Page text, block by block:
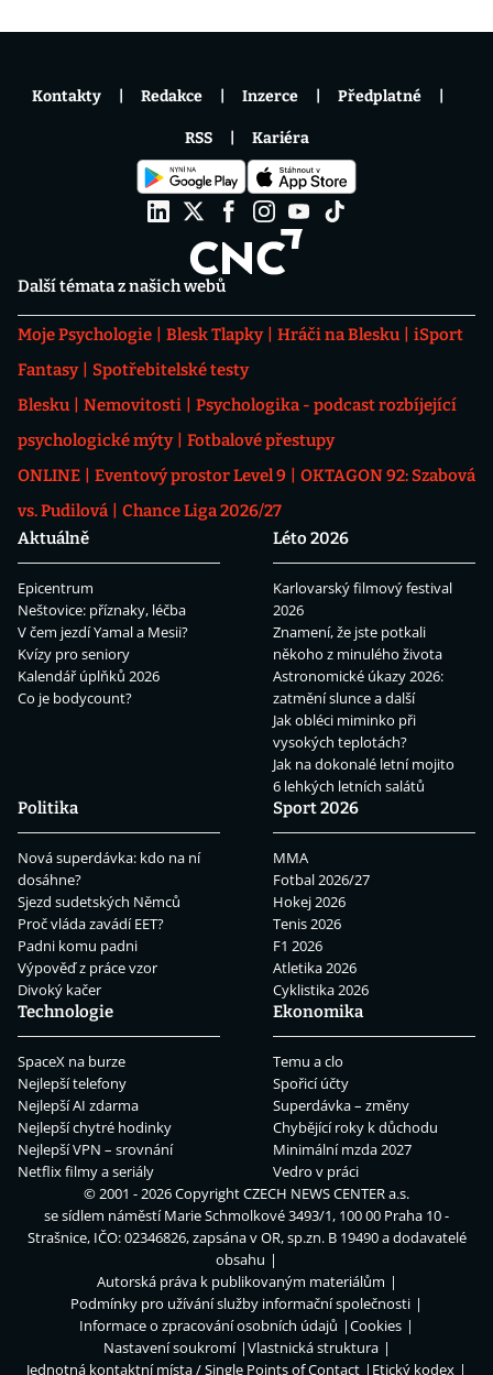
Další témata z našich webů
Moje Psychologie Blesk Tlapky Hráči na Blesku
iSport
Fantasy
Spotřebitelské testy
Blesku
Nemovitosti
Psychologika - podcast rozbíjející
psychologické mýty
Fotbalové přestupy
ONLINE
Eventový prostor Level 9
OKTAGON 92: Szabová
vs. Pudilová
Chance Liga 2026/27
Aktuálně
Epicentrum
Neštovice: příznaky, léčba
V čem jezdí Yamal a Mesii?
Kvízy pro seniory
Kalendář úplňků 2026
Co je bodycount?
Léto 2026
Karlovarský filmový festival
2026
Znamení, že jste potkali
někoho z minulého života
Astronomické úkazy 2026:
zatmění slunce a další
Jak obléci miminko při
vysokých teplotách?
Jak na dokonalé letní mojito
6 lehkých letních salátů
Politika
Nová superdávka: kdo na ní
dosáhne?
Sjezd sudetských Němců
Proč vláda zavádí EET?
Padni komu padni
Výpověď z práce vzor
Divoký kačer
Sport 2026
MMA
Fotbal 2026/27
Hokej 2026
Tenis 2026
F1 2026
Atletika 2026
Cyklistika 2026
Technologie
SpaceX na burze
Nejlepší telefony
Nejlepší AI zdarma
Nejlepší chytré hodinky
Nejlepší VPN – srovnání
Netflix filmy a seriály
Ekonomika
Temu a clo
Spořicí účty
Superdávka – změny
Chybějící roky k důchodu
Minimální mzda 2027
Vedro v práci
Kontakty Redakce Inzerce Předplatné
RSS Kariéra
© 2001 - 2026 CopyrightCZECH NEWS CENTER a.s.
se sídlem náměstí Marie Schmolkové 3493/1, 100 00 Praha 10 -
Strašnice, IČO: 02346826, zapsána v OR, sp.zn. B 19490 a dodavatelé
obsahu
Autorská práva k publikovaným materiálům
Podmínky pro užívání služby informační společnosti
Informace o zpracování osobních údajů
Cookies
Nastavení soukromí
Vlastnická struktura
Jednotná kontaktní místa / Single Points of Contact
Etický kodex